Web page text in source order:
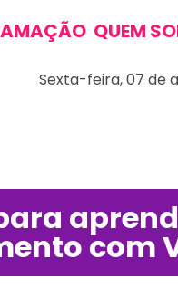
QUEM
Sexta-feira, 07 de
com